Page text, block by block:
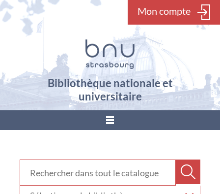
Mon compte
Bibliothèque nationale et
universitaire
???